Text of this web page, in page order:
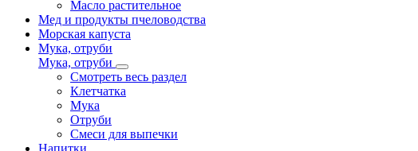
Масло растительное
Мед и продукты пчеловодства
Морская капуста
Мука, отруби
Мука, отруби
Смотреть весь раздел
Клетчатка
Мука
Отруби
Смеси для выпечки
Напитки